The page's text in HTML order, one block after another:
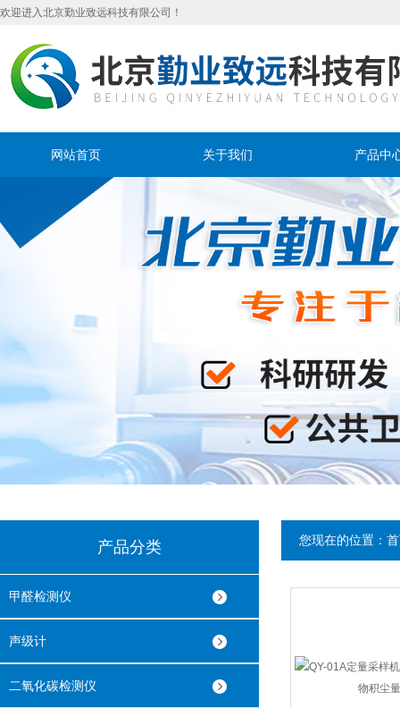
欢迎进入北京勤业致远科技有限公司！
网站首页 关于我们 产品中
产品分类
甲醛检测仪
声级计
二氧化碳检测仪
您现在的位置：